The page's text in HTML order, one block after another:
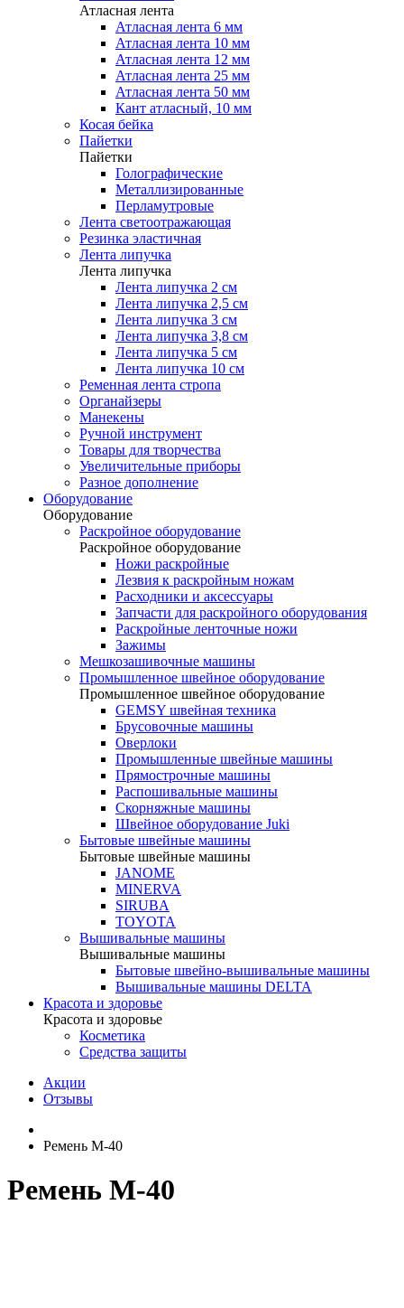
Атласная лента
Атласная лента 6 мм
Атласная лента 10 мм
Атласная лента 12 мм
Атласная лента 25 мм
Атласная лента 50 мм
Кант атласный, 10 мм
Косая бейка
Пайетки
Пайетки
Голографические
Металлизированные
Перламутровые
Лента светоотражающая
Резинка эластичная
Лента липучка
Лента липучка
Лента липучка 2 см
Лента липучка 2,5 см
Лента липучка 3 см
Лента липучка 3,8 см
Лента липучка 5 см
Лента липучка 10 см
Ременная лента стропа
Органайзеры
Манекены
Ручной инструмент
Товары для творчества
Увеличительные приборы
Разное дополнение
Оборудование
Оборудование
Раскройное оборудование
Раскройное оборудование
Ножи раскройные
Лезвия к раскройным ножам
Расходники и аксессуары
Запчасти для раскройного оборудования
Раскройные ленточные ножи
Зажимы
Мешкозашивочные машины
Промышленное швейное оборудование
Промышленное швейное оборудование
GEMSY швейная техника
Брусовочные машины
Оверлоки
Промышленные швейные машины
Прямострочные машины
Распошивальные машины
Скорняжные машины
Швейное оборудование Juki
Бытовые швейные машины
Бытовые швейные машины
JANOME
MINERVA
SIRUBA
TOYOTA
Вышивальные машины
Вышивальные машины
Бытовые швейно-вышивальные машины
Вышивальные машины DELTA
Красота и здоровье
Красота и здоровье
Косметика
Средства защиты
Акции
Отзывы
Ремень М-40
Ремень М-40